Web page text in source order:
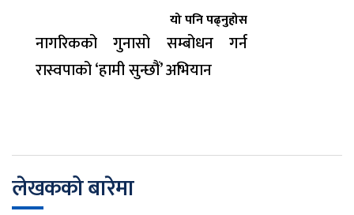
यो पनि पढ्नुहोस
नागरिकको गुनासो सम्बोधन गर्न
रास्वपाको ‘हामी सुन्छौं’ अभियान
लेखकको बारेमा